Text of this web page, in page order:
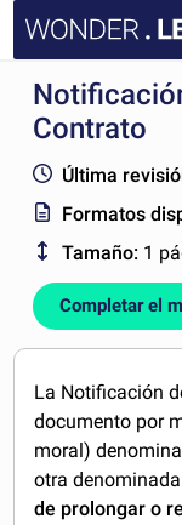
INICIO
FAQ
MI CUENTA
Contrato
Última
Formatos
Tamaño: 1
Completar el
La Notificación
documento por
moral)
otra
de prolongar o